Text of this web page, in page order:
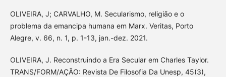
OLIVEIRA, J; CARVALHO, M. Secularismo, religião e o
problema da emancipa humana em Marx. Veritas, Porto
Alegre, v. 66, n. 1, p. 1-13, jan.-dez. 2021.
OLIVEIRA, J. Reconstruindo a Era Secular em Charles Taylor.
TRANS/FORM/AÇÃO: Revista De Filosofia Da Unesp, 45(3),